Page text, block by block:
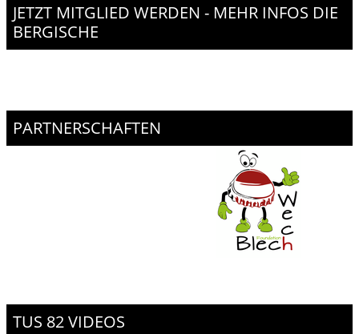
JETZT MITGLIED WERDEN - MEHR INFOS DIE
BERGISCHE
PARTNERSCHAFTEN
TUS 82 VIDEOS